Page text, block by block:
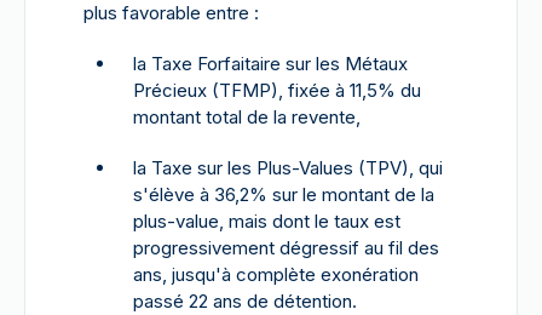
plus favorable entre :
la Taxe Forfaitaire sur les Métaux
Précieux (TFMP), fixée à 11,5% du
montant total de la revente,
la Taxe sur les Plus-Values (TPV), qui
s'élève à 36,2% sur le montant de la
plus-value, mais dont le taux est
progressivement dégressif au fil des
ans, jusqu'à complète exonération
passé 22 ans de détention.